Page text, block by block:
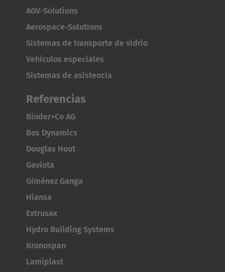
United States
English
Japan
Japanese
AGV-Solutions
Aerospace-Solutions
Sistemas de transporte de vidrio
Vehículos especiales
Sistemas de asistencia
Referencias
Binder+Co AG
Bos Dynamics
Douglas Hout
Gaviota
Giménez Ganga
Hiansa
Extrusax
Hydro Building Systems
Kronospan
Lamiplast